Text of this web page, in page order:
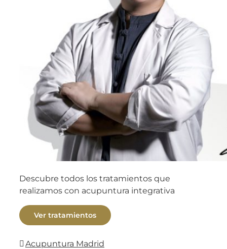
Descubre todos los tratamientos que
realizamos con acupuntura integrativa
Ver tratamientos
Acupuntura Madrid